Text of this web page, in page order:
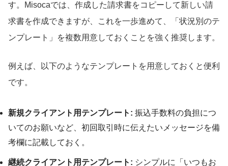
す。Misocaでは、作成した請求書をコピーして新しい請
求書を作成できますが、これを一歩進めて、「状況別のテ
ンプレート」を複数用意しておくことを強く推奨します。
例えば、以下のようなテンプレートを用意しておくと便利
です。
新規クライアント用テンプレート: 振込手数料の負担につ
いてのお願いなど、初回取引時に伝えたいメッセージを備
考欄に記載しておく。
継続クライアント用テンプレート: シンプルに「いつもお